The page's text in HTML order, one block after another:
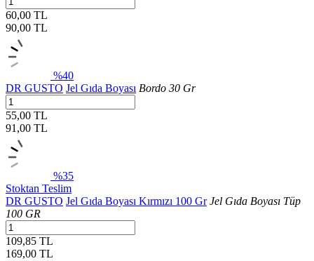
60,00 TL
90,00 TL
%40
DR GUSTO Jel Gıda Boyası Bordo 30 Gr
55,00 TL
91,00 TL
%35
Stoktan Teslim
DR GUSTO Jel Gıda Boyası Kırmızı 100 Gr Jel Gıda Boyası Tüp
100 GR
109,85 TL
169,00 TL